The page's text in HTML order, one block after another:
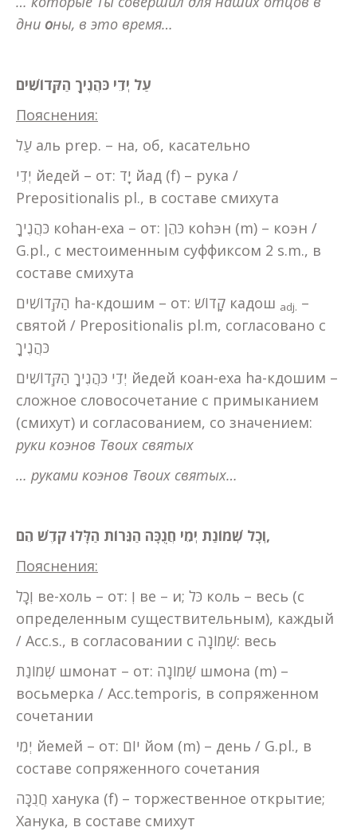
дни оны, в это время…
עַל יְדֵי כֹּהֲנֶיךָ הַקְּדוֹשִׁים
Пояснения:
עַל аль prep. – на, об, касательно
יְדֵי йедей – от: יָד йад (f) – рука /
Prepositionalis pl., в составе смихута
כֹּהֲנֶיךָ коhан-еха – от: כֹּהֵן коhэн (m) – коэн /
G.pl., с местоименным суффиксом 2 s.m., в
составе смихута
הַקְּדוֹשִׁים hа-кдошим – от: קָדוֹשׁ кадош adj. –
святой / Prepositionalis pl.m, согласовано с
כֹּהֲנֶיךָ
יְדֵי כֹּהֲנֶיךָ הַקְּדוֹשִׁים йедей коан-еха hа-кдошим –
сложное словосочетание с примыканием
(смихут) и согласованием, со значением:
руки коэнов Твоих святых
… руками коэнов Твоих святых…
וְכָל שְׁמוֹנַת יְמֵי חֲנֻכָּה
הַנֵּרוֹת הַלָּלוּ קֹדֶשׁ הֵם,
Пояснения:
וְכָל ве-холь – от: וְ ве – и; כֹּל коль – весь (с
определенным существительным), каждый
/ Acc.s., в согласовании с שְׁמוֹנָה: весь
שְׁמוֹנַת шмонат – от: שְׁמוֹנָה шмона (m) –
восьмерка / Acc.temporis, в сопряженном
сочетании
יְמֵי йемей – от: יוֹם йом (m) – день / G.pl., в
составе сопряженного сочетания
חֲנֻכָּה ханука (f) – торжественное открытие;
Ханука, в составе смихут